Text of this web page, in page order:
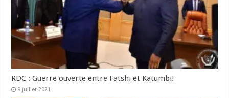
RDC : Guerre ouverte entre Fatshi et Katumbi!
9 juillet 2021